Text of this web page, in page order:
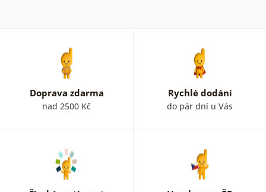
Doprava zdarma
nad 2500 Kč
Rychlé dodání
do pár dní u Vás